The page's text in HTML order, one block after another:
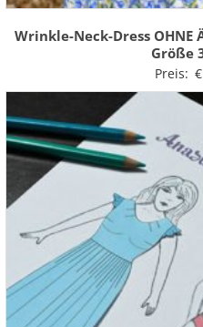
Wrinkle-Neck-Dress
Größe
Preis: €